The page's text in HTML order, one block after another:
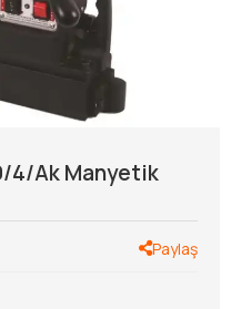
4/Ak Manyetik
Paylaş